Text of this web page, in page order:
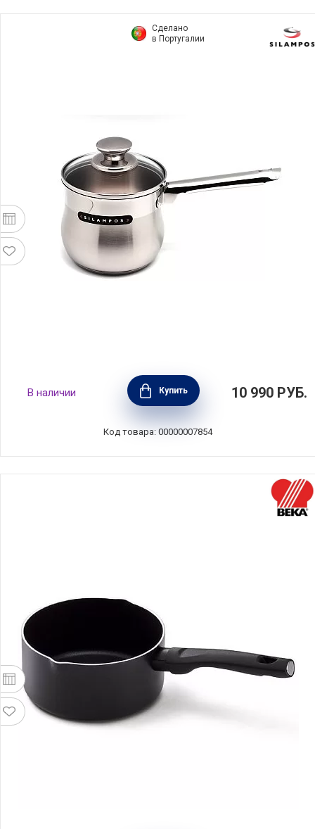
Сделано
в Португалии
Молочник Роял 2 л, 14 см, Silampos,
633123VY2314
В наличии Купить 10 990 РУБ.
Код товара: 00000007854